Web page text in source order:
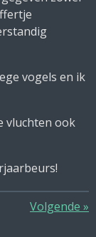
vogels en ik
vluchten ook
Volgende »